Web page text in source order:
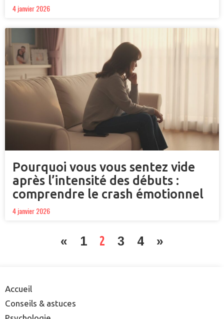
4 janvier 2026
Pourquoi vous vous sentez vide
après l’intensité des débuts :
comprendre le crash émotionnel
4 janvier 2026
« 1 2 3 4 »
Accueil
Conseils & astuces